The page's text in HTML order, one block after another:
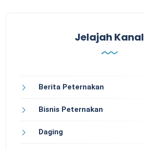
Jelajah Kanal
Berita Peternakan
Bisnis Peternakan
Daging